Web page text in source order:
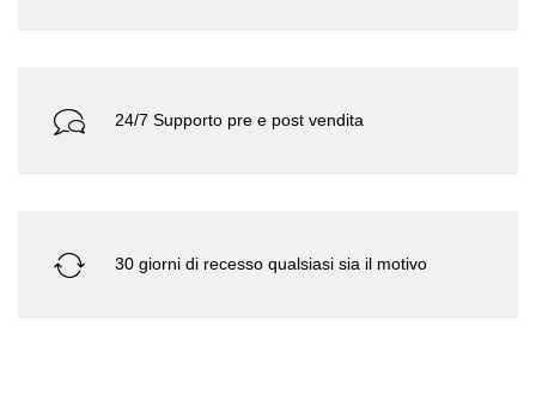
24/7 Supporto pre e post vendita
30 giorni di recesso qualsiasi sia il motivo